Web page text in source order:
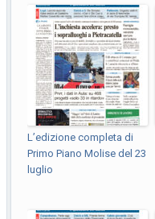
L’edizione completa di
Primo Piano Molise del 23
luglio